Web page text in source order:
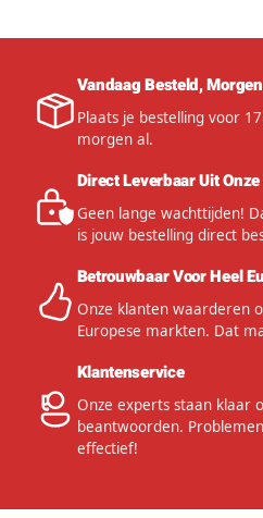
Vandaag Besteld,
Plaats je bestelling voor
morgen al.
Direct Leverbaar Uit
Geen lange wachttijden!
is jouw bestelling direct
Betrouwbaar Voor Heel
Onze klanten waarderen
Europese markten. Dat
Klantenservice
Onze experts staan klaar
beantwoorden.
effectief!